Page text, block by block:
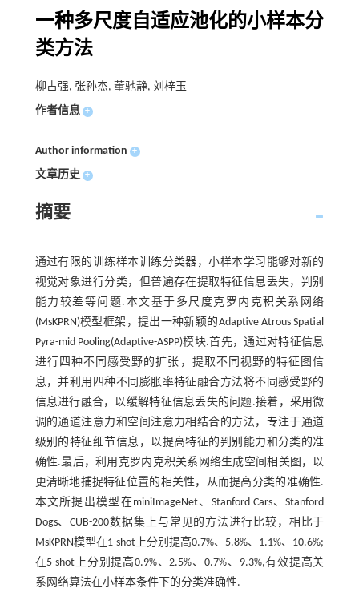
一种多尺度自适应池化的小样本分
类方法
柳占强, 张孙杰, 董驰静, 刘梓玉
作者信息 +
Author information +
文章历史 +
摘要
通过有限的训练样本训练分类器，小样本学习能够对新的
视觉对象进行分类，但普遍存在提取特征信息丢失，判别
能力较差等问题.本文基于多尺度克罗内克积关系网络
(MsKPRN)模型框架，提出一种新颖的Adaptive Atrous Spatial
Pyra-mid Pooling(Adaptive-ASPP)模块.首先，通过对特征信息
进行四种不同感受野的扩张，提取不同视野的特征图信
息，并利用四种不同膨胀率特征融合方法将不同感受野的
信息进行融合，以缓解特征信息丢失的问题.接着，采用微
调的通道注意力和空间注意力相结合的方法，专注于通道
级别的特征细节信息，以提高特征的判别能力和分类的准
确性.最后，利用克罗内克积关系网络生成空间相关图，以
更清晰地捕捉特征位置的相关性，从而提高分类的准确性.
本文所提出模型在miniImageNet、Stanford Cars、Stanford
Dogs、CUB-200数据集上与常见的方法进行比较，相比于
MsKPRN模型在1-shot上分别提高0.7%、5.8%、1.1%、10.6%;
在5-shot上分别提高0.9%、2.5%、0.7%、9.3%,有效提高关
系网络算法在小样本条件下的分类准确性.